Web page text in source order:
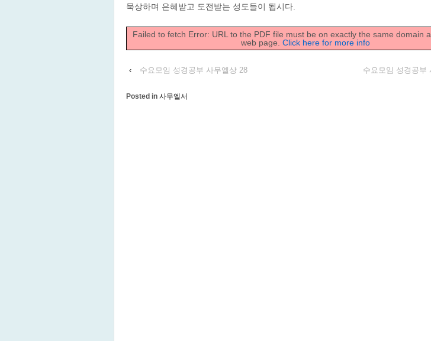
묵상하며 은혜받고 도전받는 성도들이 됩시다.
Failed to fetch Error: URL to the PDF file must be on exactly the same domain
web page. Click here for more info
‹ 수요모임 성경공부 사무엘상 28 수요모임 성경공부
Posted in 사무엘서